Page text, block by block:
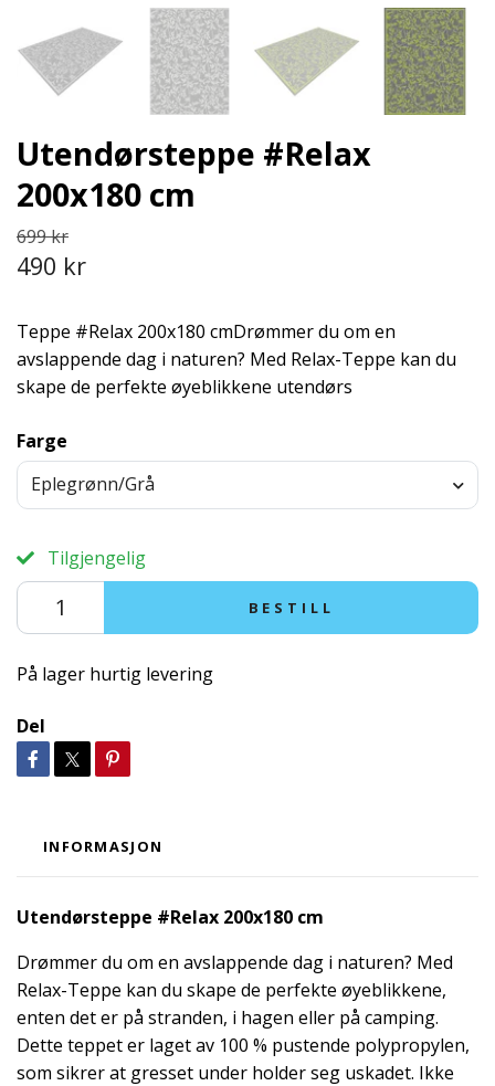
Utendørsteppe #Relax
200x180 cm
699 kr
490 kr
Teppe #Relax 200x180 cmDrømmer du om en
avslappende dag i naturen? Med Relax-Teppe kan du
skape de perfekte øyeblikkene utendørs
Farge
Eplegrønn/Grå
Tilgjengelig
BESTILL
På lager hurtig levering
Del
INFORMASJON
Utendørsteppe #Relax 200x180 cm
Drømmer du om en avslappende dag i naturen? Med
Relax-Teppe kan du skape de perfekte øyeblikkene,
enten det er på stranden, i hagen eller på camping.
Dette teppet er laget av 100 % pustende polypropylen,
som sikrer at gresset under holder seg uskadet. Ikke